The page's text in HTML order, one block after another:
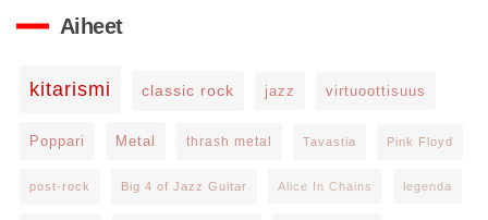
Aiheet
kitarismi classic rock jazz virtuoottisuus
Poppari Metal thrash metal Tavastia Pink Floyd
post-rock Big 4 of Jazz Guitar Alice In Chains legenda